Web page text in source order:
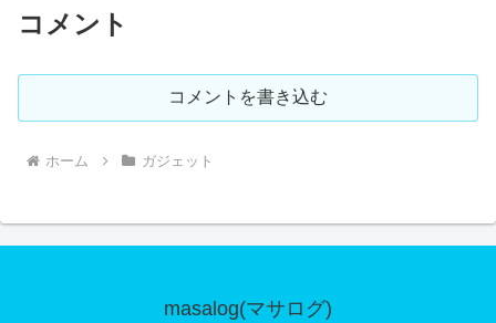
コメント
コメントを書き込む
ホーム ガジェット
masalog(マサログ)